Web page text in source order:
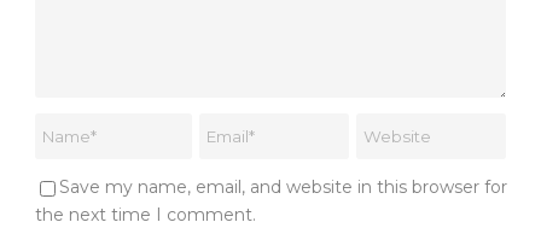
Save my name, email, and website in this browser for
the next time I comment.